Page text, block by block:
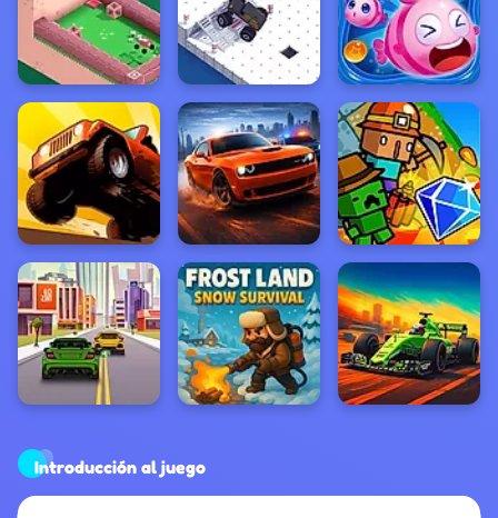
Introducción al juego